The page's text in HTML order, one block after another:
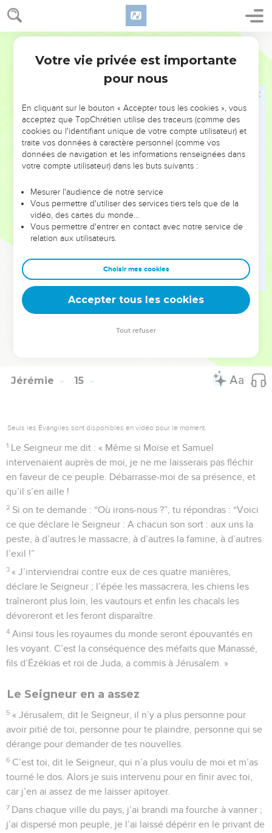
Jérémie 14
morts, victimes de la faim. Les prophètes, les prêtres ont
parcouru le pays : ils ne comprennent pas. »
Sion ? Pourquoi nous infliges-tu des blessures
mais il n’arrive rien de bon. Nous attendions le moment où
nos maux seraient guéris, mais voici la terreur.
Seigneur, nous savons que nous avons mal agi, nous
reconnaissons les torts de nos parents. Nous sommes
Ton honneur est en jeu ; ne montre pas de mépris pour
ton trône glorieux, ne t’en désintéresse pas. Pense à
l’engagement que tu as pris envers nous, ne le romps pas.
22
Parmi les faux dieux des nations, en existe-t-il un qui
puisse provoquer la pluie ? Est-ce le ciel qui donne les
averses, n’est-ce pas toi, Seigneur ? Notre Dieu, c’est en toi
que nous mettons notre espoir, car c’est toi qui fais tout
cela. »
© Société biblique française – Bibli’O, 1997, avec autorisation. Pour vous procurer
Jérémie 15
Seuls les Évangiles sont disponibles en vidéo pour le moment.
1 Le Seigneur me dit : « Même si Moïse et Samuel
intervenaient auprès de moi, je ne me laisserais pas fléchir
en faveur de ce peuple. Débarrasse-moi de sa présence, et
qu’il s’en aille !
2 Si on te demande : “Où irons-nous ?”, tu répondras : “Voici
ce que déclare le Seigneur : A chacun son sort : aux uns la
peste, à d’autres le massacre, à d’autres la famine, à d’autres
l’exil !”
3 « J’interviendrai contre eux de ces quatre manières,
déclare le Seigneur ; l’épée les massacrera, les chiens les
traîneront plus loin, les vautours et enfin les chacals les
dévoreront et les feront disparaître.
4 Ainsi tous les royaumes du monde seront épouvantés en
les voyant. C’est la conséquence des méfaits que Manassé,
fils d’Ézékias et roi de Juda, a commis à Jérusalem. »
Le Seigneur en a assez
5 « Jérusalem, dit le Seigneur, il n’y a plus personne pour
avoir pitié de toi, personne pour te plaindre, personne qui se
dérange pour demander de tes nouvelles.
6 C’est toi, dit le Seigneur, qui n’a plus voulu de moi et m’as
tourné le dos. Alors je suis intervenu pour en finir avec toi,
car j’en ai assez de me laisser apitoyer.
7 Dans chaque ville du pays, j’ai brandi ma fourche à vanner ;
j’ai dispersé mon peuple, je l’ai laissé dépérir en le privant de
Votre vie privée est importante
pour nous
En cliquant sur le bouton « Accepter tous les cookies », vous
acceptez que TopChrétien utilise des traceurs (comme des
cookies ou l'identifiant unique de votre compte utilisateur) et
traite vos données à caractère personnel (comme vos
données de navigation et les informations renseignées dans
votre compte utilisateur) dans les buts suivants :
Mesurer l'audience de notre service
Vous permettre d'utiliser des services tiers tels que de la
vidéo, des cartes du monde…
Vous permettre d'entrer en contact avec notre service de
relation aux utilisateurs.
Choisir mes cookies
Accepter tous les cookies
Tout refuser